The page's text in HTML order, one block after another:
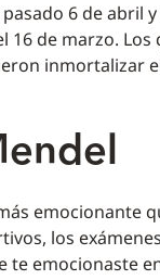
6 de abril
16 de marzo.
inmortalizar
emocionante
los
te emocionaste